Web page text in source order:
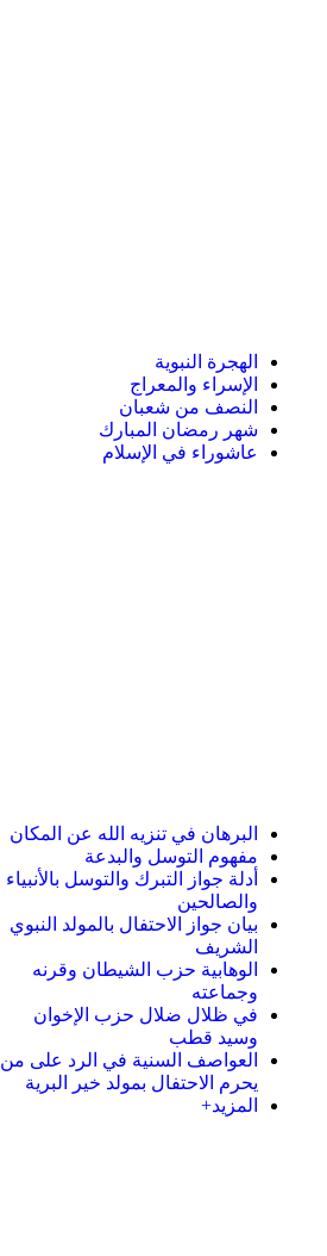
الهجرة النبوية
الإسراء والمعراج
النصف من شعبان
شهر رمضان المبارك
عاشوراء في الإسلام
البرهان في تنزيه الله عن المكان
مفهوم التوسل والبدعة
أدلة جواز التبرك والتوسل بالأنبياء
والصالحين
بيان جواز الاحتفال بالمولد النبوي
الشريف
الوهابية حزب الشيطان وقرنه
وجماعته
في ظلال ضلال حزب الإخوان
وسيد قطب
العواصف السنية في الرد على من
يحرم الاحتفال بمولد خير البرية
المزيد+